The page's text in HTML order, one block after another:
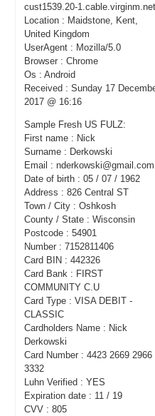
cust1539.20-
Location : Maidstone, Kent,
United Kingdom
UserAgent : Mozilla/5.0
Browser : Chrome
Os : Android
Received : Sunday 17
2017 @ 16:16
Sample Fresh US FULZ:
First name : Nick
Surname : Derkowski
Email : nderkowski@gmail.com
Date of birth : 05 / 07 / 1962
Address : 826 Central ST
Town / City : Oshkosh
County / State : Wisconsin
Postcode : 54901
Number : 7152811406
Card BIN : 442326
Card Bank : FIRST
COMMUNITY C.U
Card Type : VISA DEBIT -
CLASSIC
Cardholders Name : Nick
Derkowski
Card Number : 4423 2669 2966
3332
Luhn Verified : YES
Expiration date : 11 / 19
CVV : 805